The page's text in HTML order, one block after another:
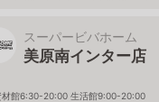
ー店2階スーパービバホーム
美原南インター店
材館6:30-20:00 生活館9:00-20:00